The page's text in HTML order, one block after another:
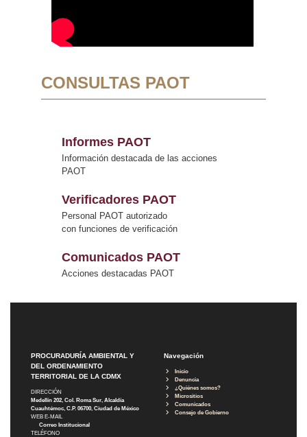
CONSULTAS PAOT
Informes PAOT
Información destacada de las acciones
PAOT
Verificadores PAOT
Personal PAOT autorizado
con funciones de verificación
Comunicados PAOT
Acciones destacadas PAOT
PROCURADURÍA AMBIENTAL Y
DEL ORDENAMIENTO
TERRITORIAL DE LA CDMX
DIRECCIÓN
Medellín 202, Col. Roma Sur, Alcaldía
Cuauhtémoc, C.P. 06700, Ciudad de México
WEB E-MAIL
Correo Institucional
TELÉFONO
Navegación
Inicio
Denuncia
¿Quiénes somos?
Micrositios
Comunicados
Consejo de Gobierno